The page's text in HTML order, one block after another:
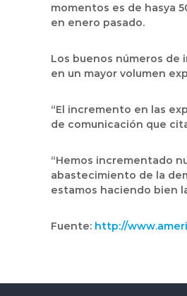
momentos es de hasya
en enero pasado.
Los buenos números de
en un mayor volumen
“El incremento en las
de comunicación que
“Hemos incrementado
abastecimiento de la
estamos haciendo bien
Fuente: http://